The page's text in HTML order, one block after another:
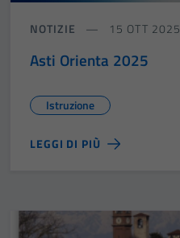
NOTIZIE 15 OTT 2025
Asti Orienta 2025
Istruzione
LEGGI DI PIÙ